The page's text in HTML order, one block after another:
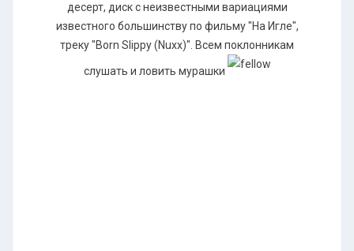
десерт, диск с неизвестными вариациями
известного большинству по фильму "На Игле",
треку "Born Slippy (Nuxx)". Всем поклонникам
слушать и ловить мурашки